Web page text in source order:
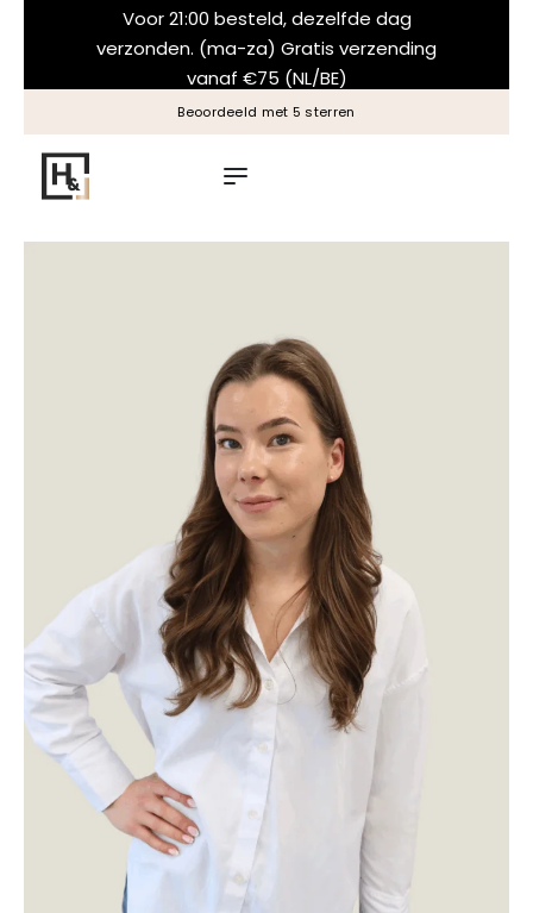
Voor 21:00 besteld, dezelfde dag
verzonden. (ma-za) Gratis verzending
vanaf €75 (NL/BE)
Beoordeeld met 5 sterren